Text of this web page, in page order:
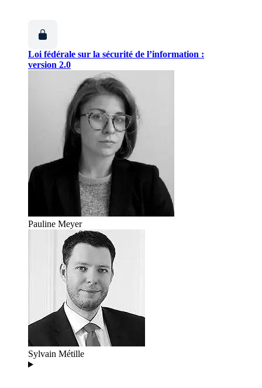
Loi fédérale sur la sécurité de l’information :
version 2.0
Pauline Meyer
Sylvain Métille